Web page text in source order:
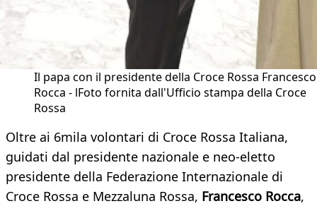
Il papa con il presidente della Croce Rossa Francesco
Rocca - lFoto fornita dall'Ufficio stampa della Croce
Rossa
Oltre ai 6mila volontari di Croce Rossa Italiana,
guidati dal presidente nazionale e neo-eletto
presidente della Federazione Internazionale di
Croce Rossa e Mezzaluna Rossa, Francesco Rocca,